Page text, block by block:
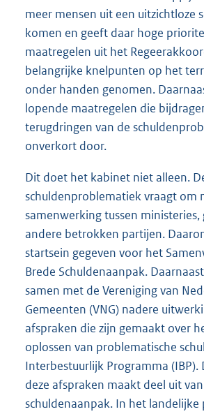
meer mensen uit een uitzichtloze
komen en geeft daar hoge
maatregelen uit het
belangrijke knelpunten op het
onder handen genomen.
lopende maatregelen die
terugdringen van de
onverkort door.
Dit doet het kabinet niet alleen.
schuldenproblematiek vraagt om
samenwerking tussen
andere betrokken partijen.
startsein gegeven voor het
Brede Schuldenaanpak.
samen met de Vereniging van
Gemeenten (VNG) nadere
afspraken die zijn gemaakt over
oplossen van problematische
Interbestuurlijk Programma (IBP).
deze afspraken maakt deel uit
schuldenaanpak. In het landelijke